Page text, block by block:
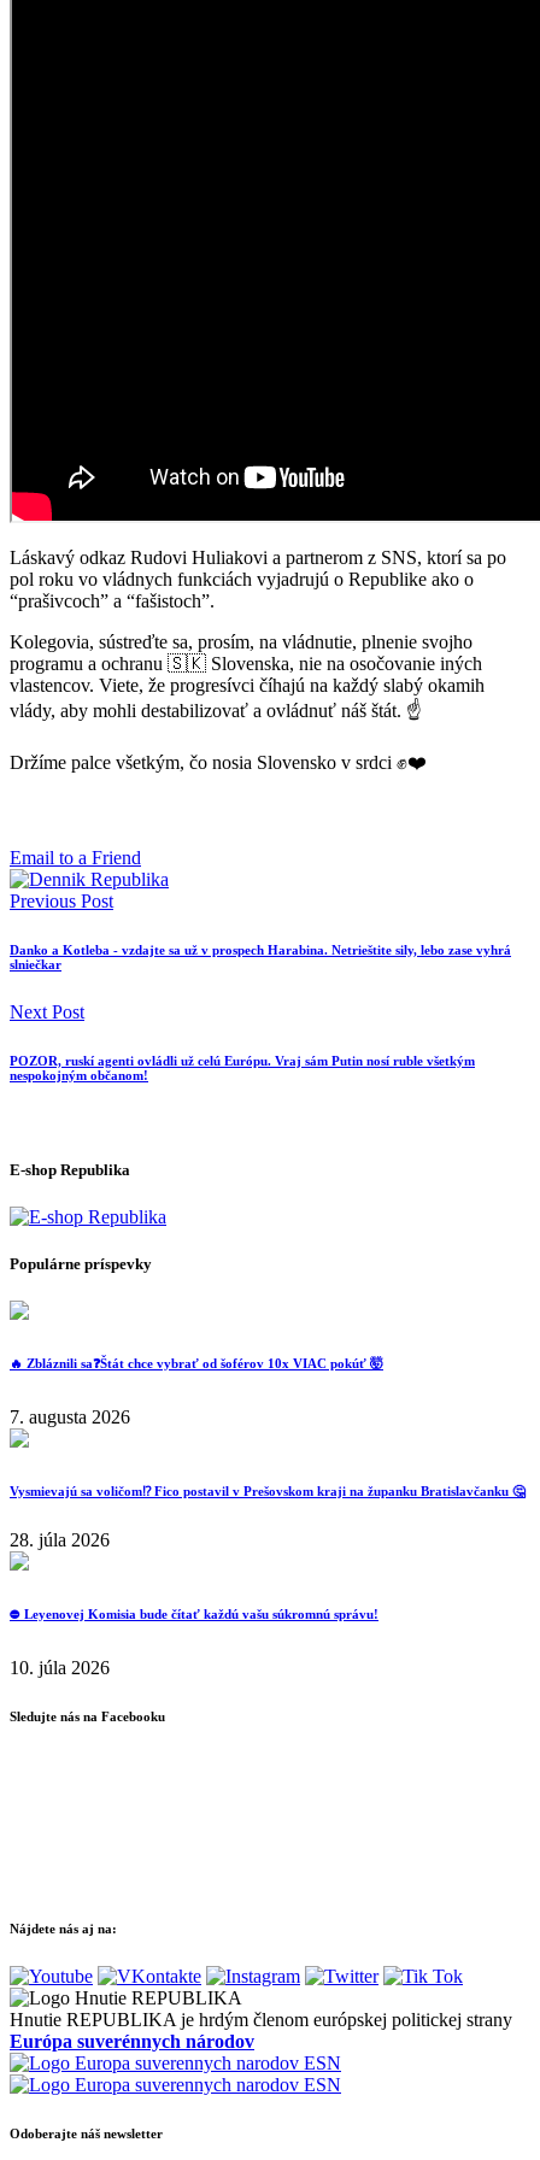
Láskavý odkaz Rudovi Huliakovi a partnerom z SNS, ktorí sa po
pol roku vo vládnych funkciách vyjadrujú o Republike ako o
“prašivcoch” a “fašistoch”.
Kolegovia, sústreďte sa, prosím, na vládnutie, plnenie svojho
programu a ochranu 🇸🇰 Slovenska, nie na osočovanie iných
vlastencov. Viete, že progresívci číhajú na každý slabý okamih
vlády, aby mohli destabilizovať a ovládnuť náš štát. ☝
Držíme palce všetkým, čo nosia Slovensko v srdci ✊❤️
Email to a Friend
Previous Post
Danko a Kotleba - vzdajte sa už v prospech Harabina. Netrieštite sily, lebo zase vyhrá
slniečkar
Next Post
POZOR, ruskí agenti ovládli už celú Európu. Vraj sám Putin nosí ruble všetkým
nespokojným občanom!
E-shop Republika
Populárne príspevky
🔥 Zbláznili sa❓️Štát chce vybrať od šoférov 10x VIAC pokúť 🤯
7. augusta 2026
Vysmievajú sa voličom⁉️ Fico postavil v Prešovskom kraji na županku Bratislavčanku 🤔
28. júla 2026
⛔️ Leyenovej Komisia bude čítať každú vašu súkromnú správu!
10. júla 2026
Sledujte nás na Facebooku
Nájdete nás aj na:
Hnutie REPUBLIKA je hrdým členom európskej politickej strany
Európa suverénnych národov
Odoberajte náš newsletter